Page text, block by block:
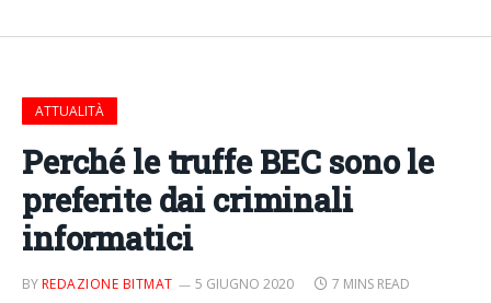
ATTUALITÀ
Perché le truffe BEC sono le
preferite dai criminali
informatici
BYREDAZIONE BITMAT 5 GIUGNO 2020 7 MINS READ